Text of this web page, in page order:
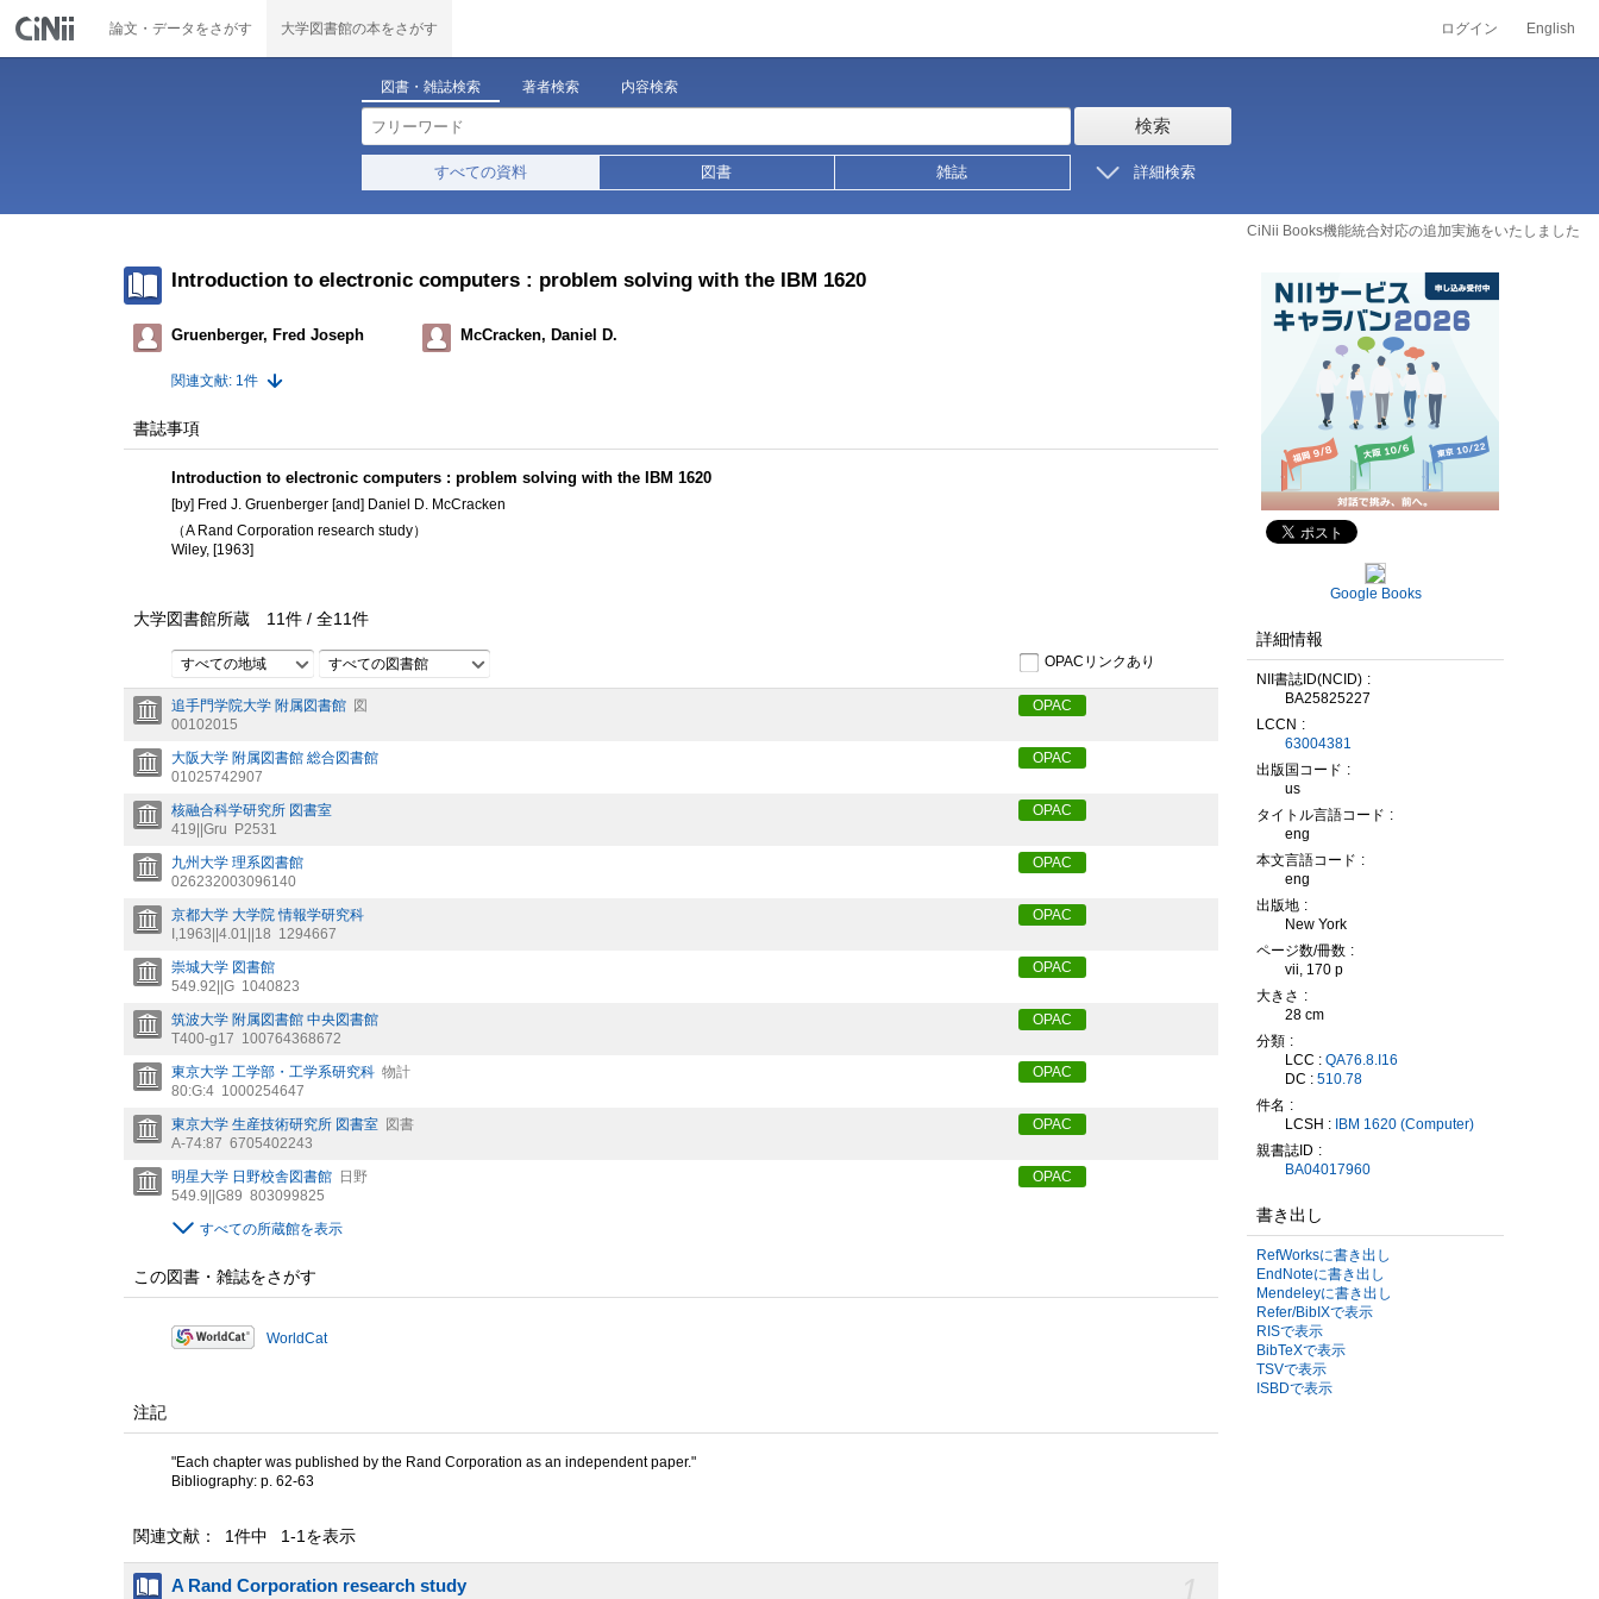
論文・データをさがす 大学図書館の本をさがす ログイン English
図書・雑誌検索 著者検索 内容検索
検索
すべての資料 図書 雑誌 詳細検索
CiNii Books機能統合対応の追加実施をいたしました
Introduction to electronic computers : problem solving with the IBM 1620
Gruenberger, Fred Joseph McCracken, Daniel D.
関連文献: 1件
書誌事項
Introduction to electronic computers : problem solving with the IBM 1620
[by] Fred J. Gruenberger [and] Daniel D. McCracken
（A Rand Corporation research study）
Wiley, [1963]
大学図書館所蔵 11件 / 全11件
すべての地域 すべての図書館 OPACリンクあり
追手門学院大学 附属図書館 図
00102015
OPAC
大阪大学 附属図書館 総合図書館
01025742907
OPAC
核融合科学研究所 図書室
419||Gru
P2531
OPAC
九州大学 理系図書館
026232003096140
OPAC
京都大学 大学院 情報学研究科
I,1963||4.01||18 1294667
OPAC
崇城大学 図書館
549.92||G 1040823
OPAC
筑波大学 附属図書館 中央図書館
T400-g17 100764368672
OPAC
東京大学 工学部・工学系研究科 物計
80:G:4 1000254647
OPAC
東京大学 生産技術研究所 図書室 図書
A-74:87 6705402243
OPAC
明星大学 日野校舎図書館 日野
549.9||G89 803099825
OPAC
すべての所蔵館を表示
この図書・雑誌をさがす
WorldCat
注記
"Each chapter was published by the Rand Corporation as an independent paper."
Bibliography: p. 62-63
関連文献： 1件中 1-1を表示
A Rand Corporation research study
Google Books
詳細情報
NII書誌ID(NCID)
BA25825227
LCCN
63004381
出版国コード
us
タイトル言語コード
eng
本文言語コード
eng
出版地
New York
ページ数/冊数
vii, 170 p
大きさ
28 cm
分類
LCC : QA76.8.I16
DC : 510.78
件名
LCSH : IBM 1620 (Computer)
親書誌ID
BA04017960
書き出し
RefWorksに書き出し
EndNoteに書き出し
Mendeleyに書き出し
Refer/BibIXで表示
RISで表示
BibTeXで表示
TSVで表示
ISBDで表示